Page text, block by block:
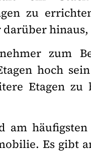
zu
zum
hoch
Etagen
am
Es gibt